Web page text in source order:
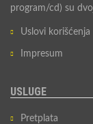
program/cd) su
Uslovi korišćenja
Impresum
USLUGE
Pretplata